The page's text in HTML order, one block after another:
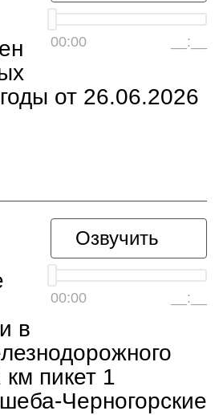
00:00 __:__
от 26.06.2026
Озвучить
00:00 __:__
в
пикет 1
Черногорские